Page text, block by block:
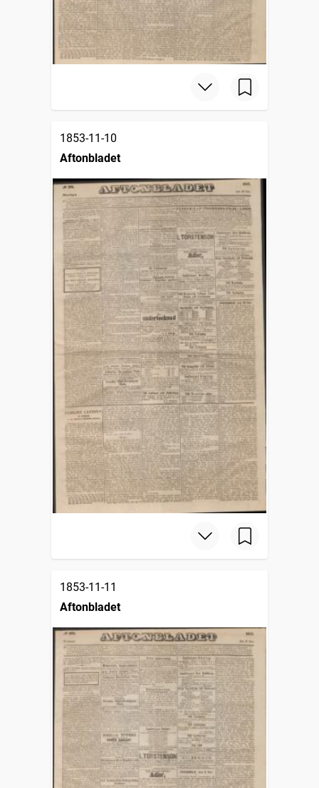
1853-11-10
Aftonbladet
1853-11-11
Aftonbladet